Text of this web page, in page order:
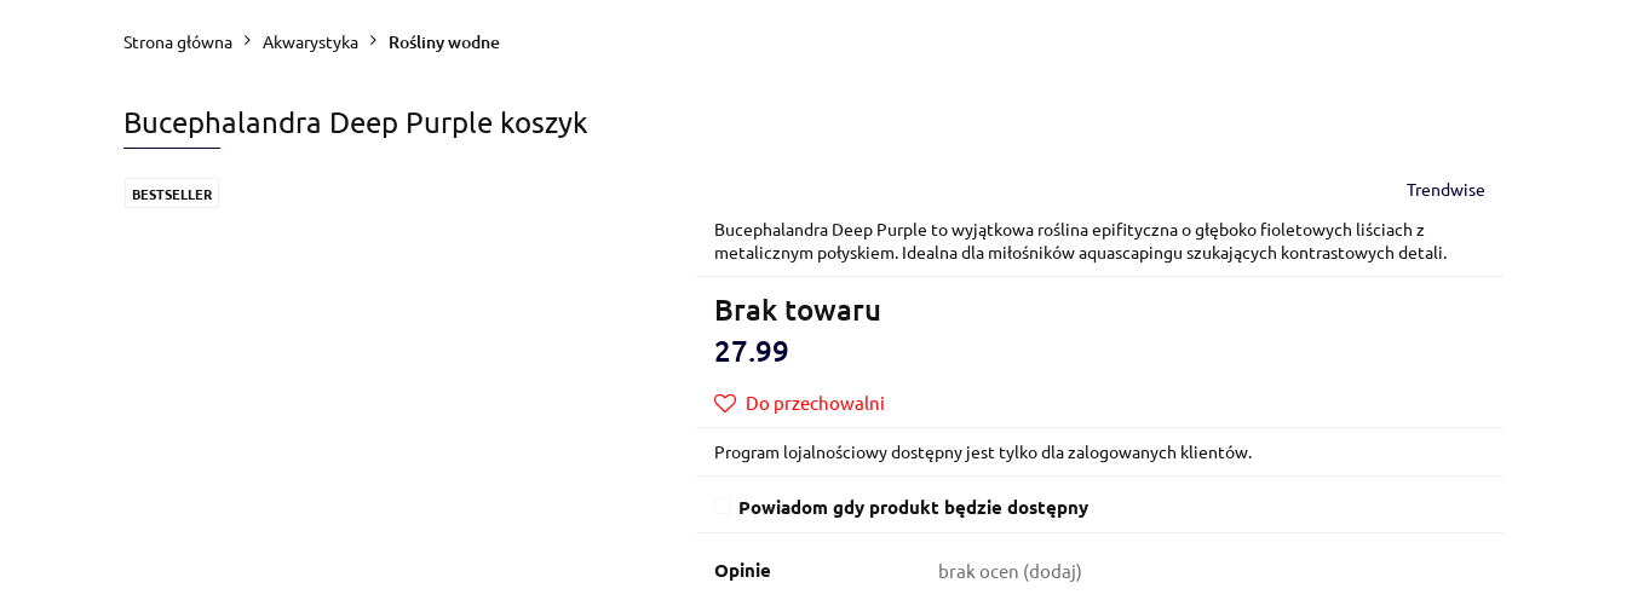
Blog
Zapytanie
Strona główna Akwarystyka Rośliny wodne
Bucephalandra Deep Purple koszyk
BESTSELLER
Trendwise
Bucephalandra Deep Purple to wyjątkowa roślina epifityczna o głęboko fioletowych liściach z
metalicznym połyskiem. Idealna dla miłośników aquascapingu szukających kontrastowych detali.
Brak towaru
27.99
Do przechowalni
Program lojalnościowy dostępny jest tylko dla zalogowanych klientów.
Powiadom gdy produkt będzie dostępny
Opinie brak ocen (dodaj)